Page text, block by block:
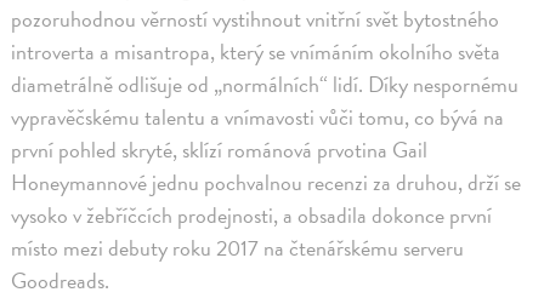
pozoruhodnou věrností vystihnout vnitřní svět bytostného
introverta a misantropa, který se vnímáním okolního světa
diametrálně odlišuje od „normálních“ lidí. Díky nespornému
vypravěčskému talentu a vnímavosti vůči tomu, co bývá na
první pohled skryté, sklízí románová prvotina Gail
Honeymannové jednu pochvalnou recenzi za druhou, drží se
vysoko v žebříčcích prodejnosti, a obsadila dokonce první
místo mezi debuty roku 2017 na čtenářskému serveru
Goodreads.